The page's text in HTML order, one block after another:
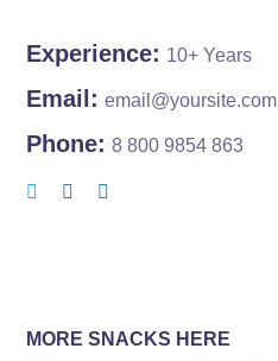
Experience: 10+ Years
Email: email@yoursite.com
Phone: 8 800 9854 863
MORE SNACKS HERE